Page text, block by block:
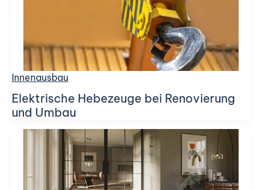
Innenausbau
Elektrische Hebezeuge bei Renovierung
und Umbau